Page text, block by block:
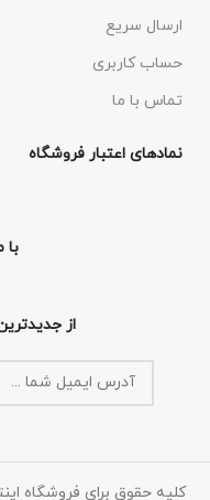
ارسال سریع
حساب کاربری
تماس با ما
نمادهای اعتبار فروشگاه
با
از
کلیه حقوق برای فروشگاه